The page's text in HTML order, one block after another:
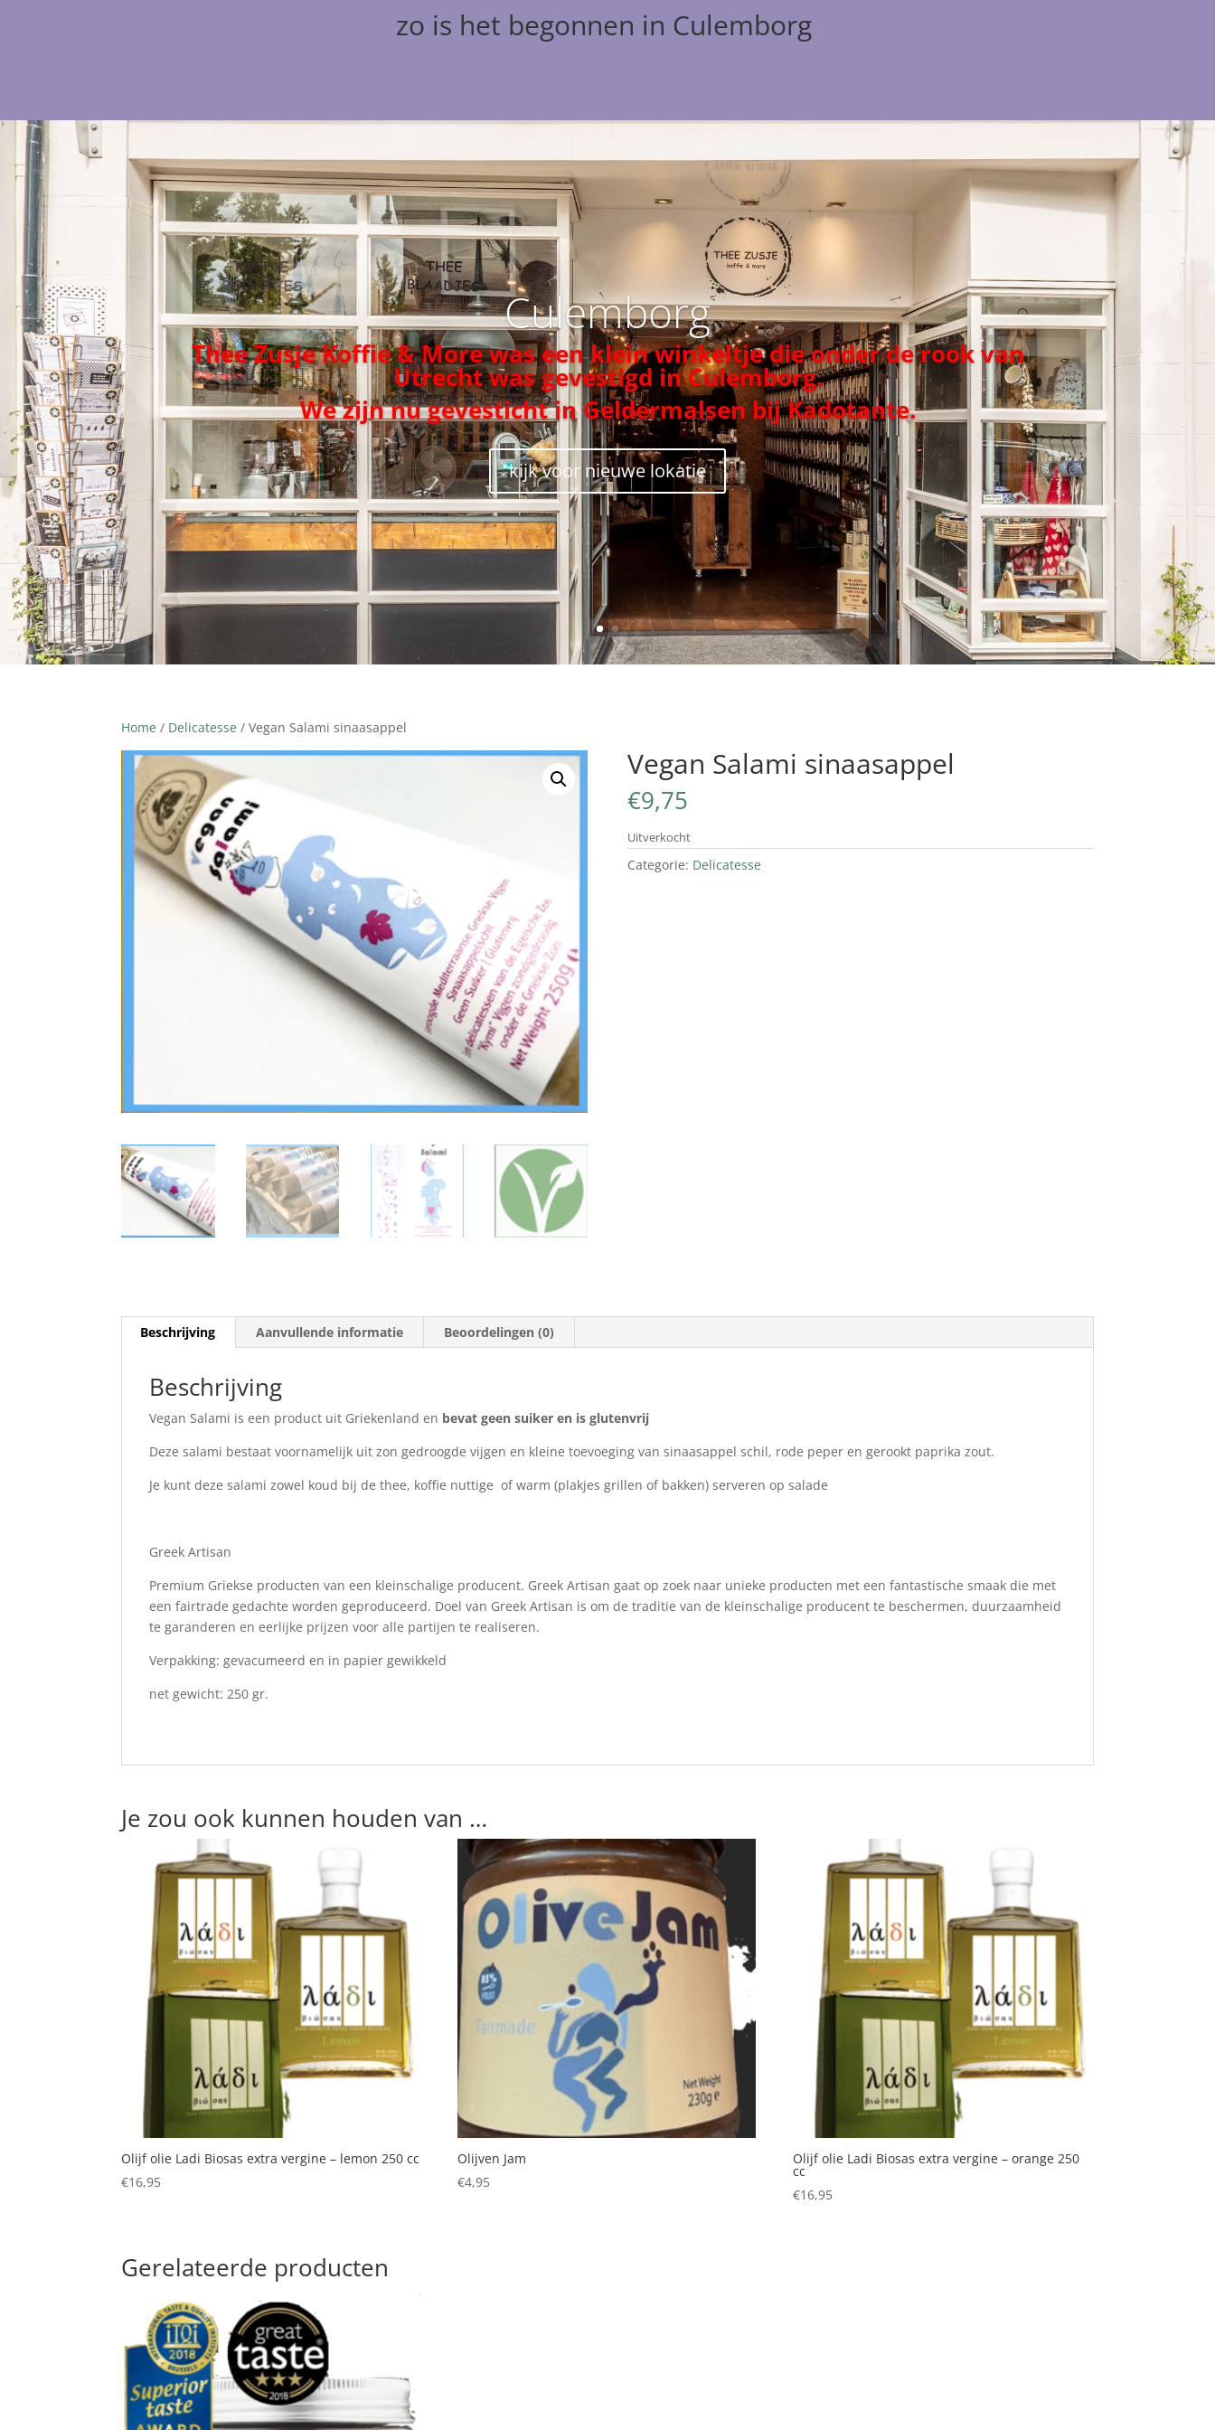
zo is het begonnen in Culemborg
Culemborg
Thee Zusje Koffie & More was een klein winkeltje die onder de rook van
Utrecht was gevestigd in Culemborg.
We zijn nu gevesticht in Geldermalsen bij Kadotante.
kijk voor nieuwe lokatie
Home / Delicatesse / Vegan Salami sinaasappel
Vegan Salami sinaasappel
€9,75
Uitverkocht
Categorie: Delicatesse
Beschrijving Aanvullende informatie Beoordelingen (0)
Beschrijving
Vegan Salami is een product uit Griekenland en bevat geen suiker en is glutenvrij
Deze salami bestaat voornamelijk uit zon gedroogde vijgen en kleine toevoeging van sinaasappel schil, rode peper en gerookt paprika zout.
Je kunt deze salami zowel koud bij de thee, koffie nuttige of warm (plakjes grillen of bakken) serveren op salade
Greek Artisan
Premium Griekse producten van een kleinschalige producent. Greek Artisan gaat op zoek naar unieke producten met een fantastische smaak die met
een fairtrade gedachte worden geproduceerd. Doel van Greek Artisan is om de traditie van de kleinschalige producent te beschermen, duurzaamheid
te garanderen en eerlijke prijzen voor alle partijen te realiseren.
Verpakking: gevacumeerd en in papier gewikkeld
net gewicht: 250 gr.
Je zou ook kunnen houden van …
Olijf olie Ladi Biosas extra vergine – lemon 250 cc
€16,95
Olijven Jam
€4,95
Olijf olie Ladi Biosas extra vergine – orange 250
cc
€16,95
Gerelateerde producten